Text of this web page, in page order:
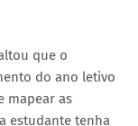
que o
do ano letivo
mapear as
estudante tenha